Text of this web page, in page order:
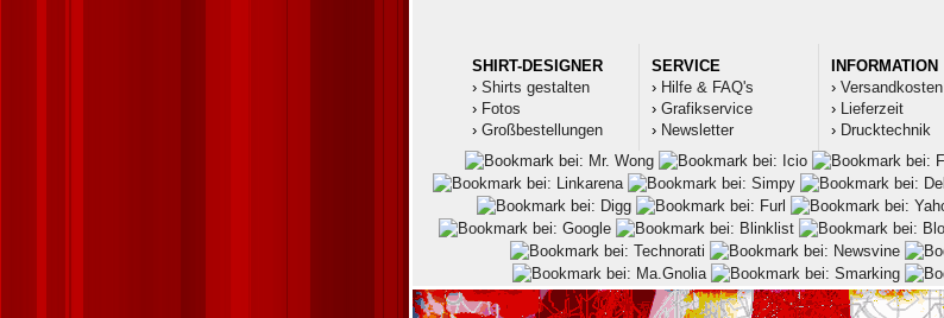
SHIRT-DESIGNER
› Shirts gestalten
› Fotos
› Großbestellungen
SERVICE
› Hilfe & FAQ's
› Grafikservice
› Newsletter
INFORMATION
› Versandkosten
› Lieferzeit
› Drucktechnik